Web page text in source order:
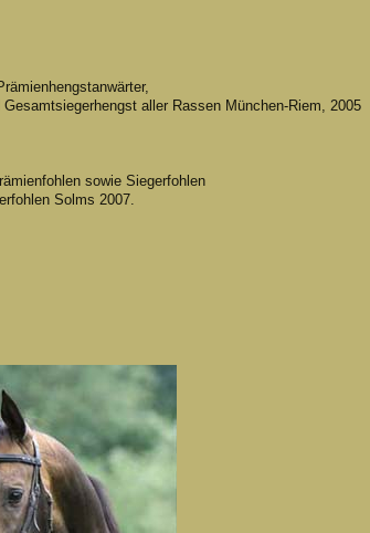
aller Rassen München-Riem, 2005
sowie Siegerfohlen
Solms 2007.